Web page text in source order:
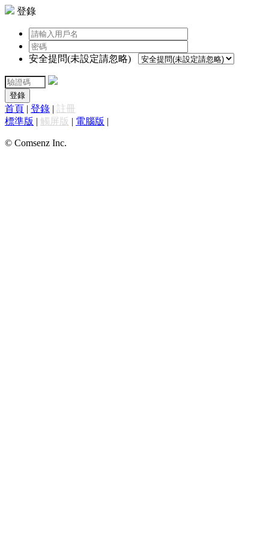
登錄
安全提問(未設定請忽略)
登錄
首頁 | 登錄 | 註冊
標準版 | 觸屏版 | 電腦版 |
© Comsenz Inc.